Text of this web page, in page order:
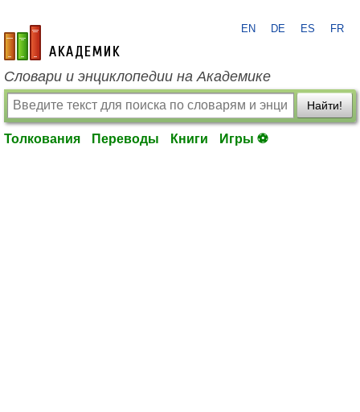
academic.ru
EN DE ES FR
Словари и энциклопедии на Академике
Найти!
Толкования Переводы Книги Игры ⚽